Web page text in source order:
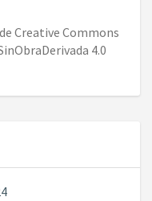
Creative Commons
4.0